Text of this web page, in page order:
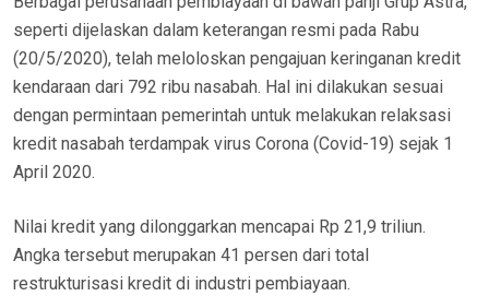
seperti dijelaskan dalam keterangan resmi pada Rabu
(20/5/2020), telah meloloskan pengajuan keringanan kredit
kendaraan dari 792 ribu nasabah. Hal ini dilakukan sesuai
dengan permintaan pemerintah untuk melakukan relaksasi
kredit nasabah terdampak virus Corona (Covid-19) sejak 1
April 2020.
Nilai kredit yang dilonggarkan mencapai Rp 21,9 triliun.
Angka tersebut merupakan 41 persen dari total
restrukturisasi kredit di industri pembiayaan.